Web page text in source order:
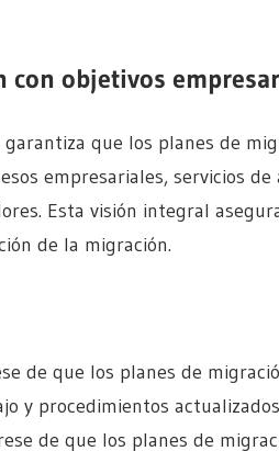
objetivos
que los planes de
empresariales, servicios
Esta visión integral
de la migración.
de que los planes de
y procedimientos
de que los planes de